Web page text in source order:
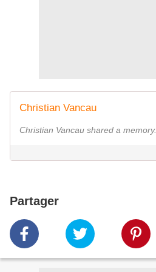
Christian Vancau
Christian Vancau shared a memory.
Partager